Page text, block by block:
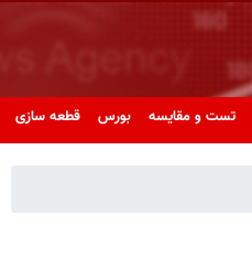
تست و مقایسه بورس قطعه سازی